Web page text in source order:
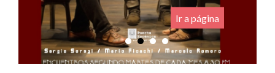
Ir a página